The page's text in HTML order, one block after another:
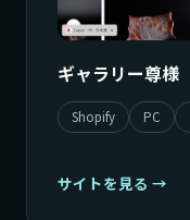
ギャラリー尊様
Shopify PC
サイトを見る